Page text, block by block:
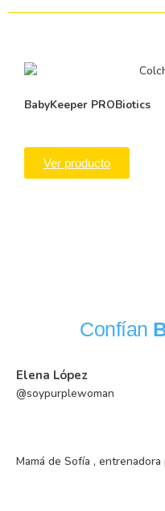
BabyKeeper PROBiotics
Ver producto
Confían
Elena López
@soypurplewoman
Mamá de Sofía ,